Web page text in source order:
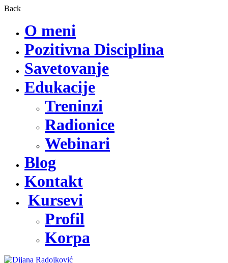
Back
O meni
Pozitivna Disciplina
Savetovanje
Edukacije
Treninzi
Radionice
Webinari
Blog
Kontakt
Kursevi
Profil
Korpa